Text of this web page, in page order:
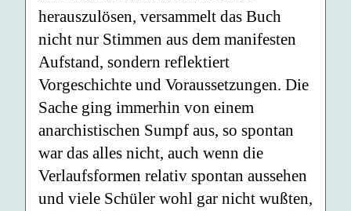
herauszulösen, versammelt das Buch
nicht nur Stimmen aus dem manifesten
Aufstand, sondern reflektiert
Vorgeschichte und Voraussetzungen. Die
Sache ging immerhin von einem
anarchistischen Sumpf aus, so spontan
war das alles nicht, auch wenn die
Verlaufsformen relativ spontan aussehen
und viele Schüler wohl gar nicht wußten,